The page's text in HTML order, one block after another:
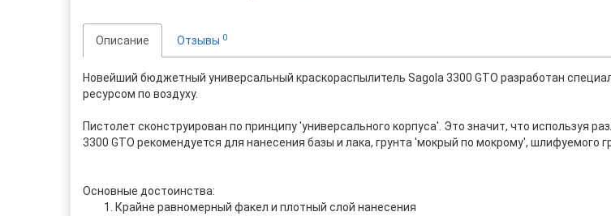
Описание Отзывы 0
Новейший бюджетный универсальный краскораспылитель Sagola 3300 GTO разработан
ресурсом по воздуху.
Пистолет сконструирован по принципу 'универсального корпуса'. Это значит, что используя
3300 GTO рекомендуется для нанесения базы и лака, грунта 'мокрый по мокрому', шлифуемого
Основные достоинства:
Крайне равномерный факел и плотный слой нанесения